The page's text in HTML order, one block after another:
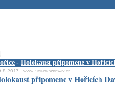
- Holokaust připomene v
- www.jicinskozpravy.cz
připomene v Hořicích